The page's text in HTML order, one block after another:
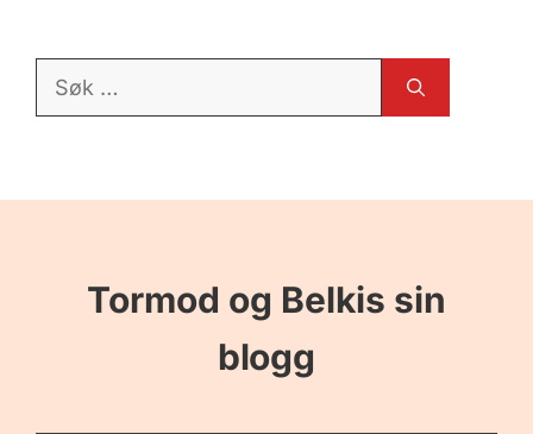
Søk
Tormod og Belkis sin
blogg